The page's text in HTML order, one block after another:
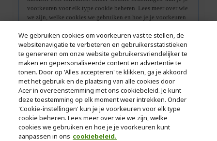
Specificaties
We gebruiken cookies om voorkeuren vast te stellen, de
websitenavigatie te verbeteren en gebruikersstatistieken
te genereren om onze website gebruikersvriendelijker te
maken en gepersonaliseerde content en advertentie te
tonen. Door op 'Alles accepteren' te klikken, ga je akkoord
met het gebruik en de plaatsing van alle cookies door
Acer in overeenstemming met ons cookiebeleid. Je kunt
deze toestemming op elk moment weer intrekken. Onder
'Cookie-instellingen' kun je je voorkeuren voor elk type
cookie beheren. Lees meer over wie we zijn, welke
cookies we gebruiken en hoe je je voorkeuren kunt
aanpassen in ons cookiebeleid.